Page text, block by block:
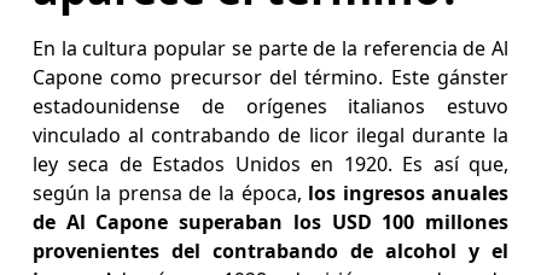
En la cultura popular se parte de la referencia de Al
Capone como precursor del término. Este gánster
estadounidense de orígenes italianos estuvo
vinculado al contrabando de licor ilegal durante la
ley seca de Estados Unidos en 1920. Es así que,
según la prensa de la época, los ingresos anuales
de Al Capone superaban los USD 100 millones
provenientes del contrabando de alcohol y el